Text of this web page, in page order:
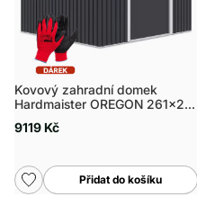
Kovový zahradní domek
Hardmaister OREGON 261x241
9119 Kč
Přidat do košíku